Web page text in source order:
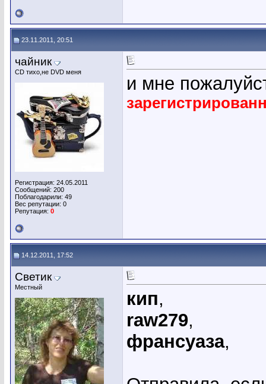
23.11.2011, 20:51
чайник
CD тихо,не DVD меня
Регистрация: 24.05.2011
Сообщений: 200
Поблагодарили: 49
Вес репутации: 0
Репутация: 0
и мне
14.12.2011, 17:52
Светик
Местный
кип,
raw279,
франсуаза,